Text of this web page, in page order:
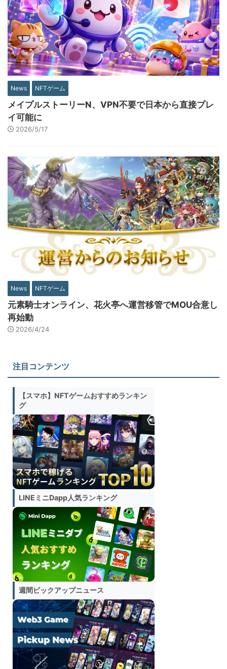
News NFTゲーム
メイプルストーリーN、VPN不要で日本から直接プレ
イ可能に
2026/5/17
News NFTゲーム
元素騎士オンライン、花火亭へ運営移管でMOU合意し
再始動
2026/4/24
注目コンテンツ
【スマホ】NFTゲームおすすめランキン
グ
LINEミニDapp人気ランキング
週間ピックアップニュース